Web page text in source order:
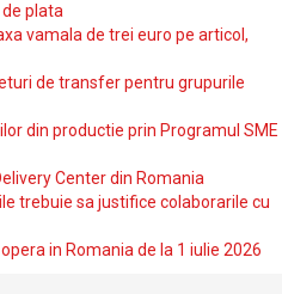
plata
vamala de trei euro pe articol,
de transfer pentru grupurile
din productie prin Programul SME
Center din Romania
trebuie sa justifice colaborarile cu
in Romania de la 1 iulie 2026